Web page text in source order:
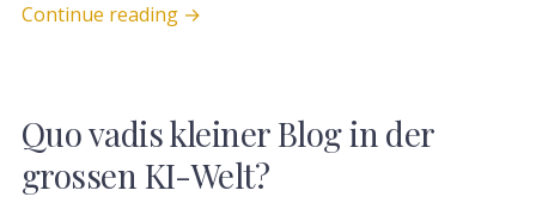
Continue reading →
Quo vadis kleiner Blog in der
grossen KI-Welt?